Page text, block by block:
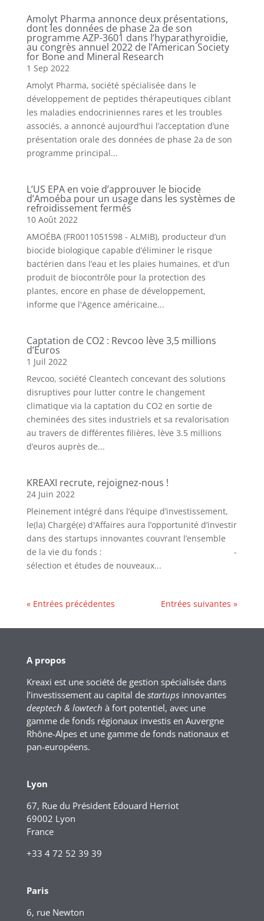
Amolyt Pharma annonce deux présentations,
dont les données de phase 2a de son
programme AZP-3601 dans l’hyparathyroïdie,
au congrès annuel 2022 de l’American Society
for Bone and Mineral Research
1 Sep 2022
Amolyt Pharma, société spécialisée dans le
développement de peptides thérapeutiques ciblant
les maladies endocriniennes rares et les troubles
associés, a annoncé aujourd’hui l’acceptation d’une
présentation orale des données de phase 2a de son
programme principal...
L’US EPA en voie d’approuver le biocide
d’Amoéba pour un usage dans les systèmes de
refroidissement fermés
10 Août 2022
AMOÉBA (FR0011051598 - ALMIB), producteur d’un
biocide biologique capable d’éliminer le risque
bactérien dans l’eau et les plaies humaines, et d’un
produit de biocontrôle pour la protection des
plantes, encore en phase de développement,
informe que l'Agence américaine...
Captation de CO2 : Revcoo lève 3,5 millions
d’Euros
1 Juil 2022
Revcoo, société Cleantech concevant des solutions
disruptives pour lutter contre le changement
climatique via la captation du CO2 en sortie de
cheminées des sites industriels et sa revalorisation
au travers de différentes filières, lève 3.5 millions
d’euros auprès de...
KREAXI recrute, rejoignez-nous !
24 Juin 2022
Pleinement intégré dans l’équipe d’investissement,
le(la) Chargé(e) d'Affaires aura l’opportunité d’investir
dans des startups innovantes couvrant l’ensemble
de la vie du fonds : -
sélection et études de nouveaux...
« Entrées précédentes Entrées suivantes »
A propos
Kreaxi est une société de gestion spécialisée dans
l’investissement au capital de startupsinnovantes
deeptech & lowtech à fort potentiel, avec une
gamme de fonds régionaux investis en Auvergne
Rhône-Alpes et une gamme de fonds nationaux et
pan-européens.
Lyon
67, Rue du Président Edouard Herriot
69002 Lyon
France
+33 4 72 52 39 39
Paris
6, rue Newton